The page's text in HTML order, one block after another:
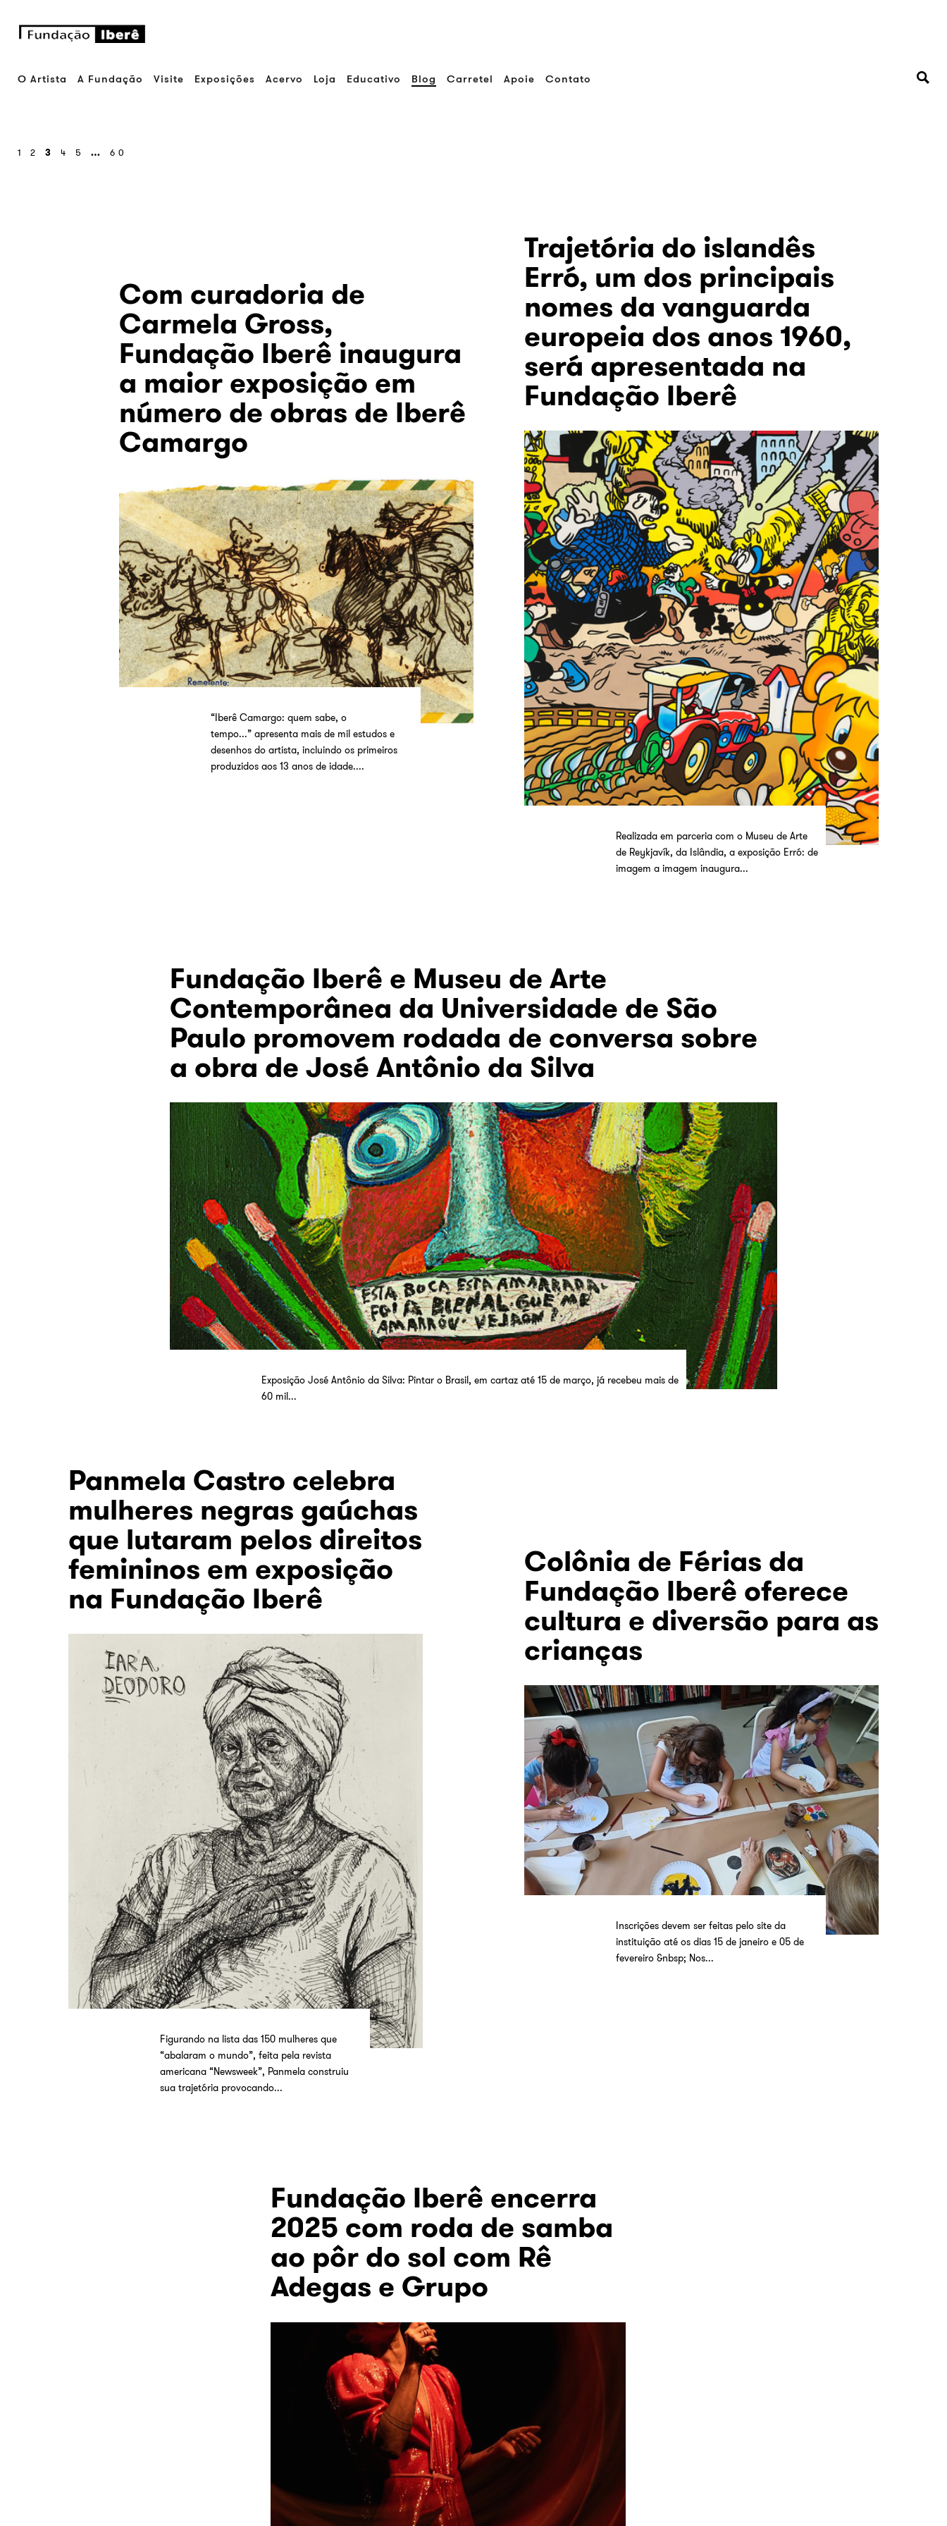
O Artista A Fundação Visite Exposições Acervo Loja Educativo Blog Carretel Apoie Contato
1 2 3 4 5 … 60
Com curadoria de
Carmela Gross,
Fundação Iberê inaugura
a maior exposição em
número de obras de Iberê
Camargo
“Iberê Camargo: quem sabe, o
tempo...” apresenta mais de mil estudos e
desenhos do artista, incluindo os primeiros
produzidos aos 13 anos de idade....
Trajetória do islandês
Erró, um dos principais
nomes da vanguarda
europeia dos anos 1960,
será apresentada na
Fundação Iberê
Realizada em parceria com o Museu de Arte
de Reykjavík, da Islândia, a exposição Erró: de
imagem a imagem inaugura...
Fundação Iberê e Museu de Arte
Contemporânea da Universidade de São
Paulo promovem rodada de conversa sobre
a obra de José Antônio da Silva
Exposição José Antônio da Silva: Pintar o Brasil, em cartaz até 15 de março, já recebeu mais de
60 mil...
Panmela Castro celebra
mulheres negras gaúchas
que lutaram pelos direitos
femininos em exposição
na Fundação Iberê
Figurando na lista das 150 mulheres que
“abalaram o mundo”, feita pela revista
americana “Newsweek”, Panmela construiu
sua trajetória provocando...
Colônia de Férias da
Fundação Iberê oferece
cultura e diversão para as
crianças
Inscrições devem ser feitas pelo site da
instituição até os dias 15 de janeiro e 05 de
fevereiro &nbsp; Nos...
Fundação Iberê encerra
2025 com roda de samba
ao pôr do sol com Rê
Adegas e Grupo